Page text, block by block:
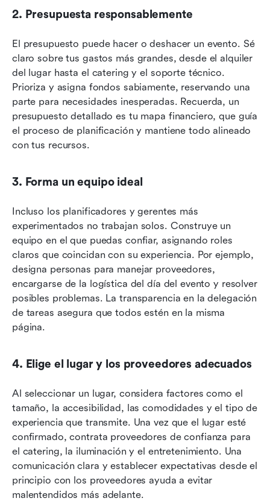
2. Presupuesta responsablemente
El presupuesto puede hacer o deshacer un evento. Sé
claro sobre tus gastos más grandes, desde el alquiler
del lugar hasta el catering y el soporte técnico.
Prioriza y asigna fondos sabiamente, reservando una
parte para necesidades inesperadas. Recuerda, un
presupuesto detallado es tu mapa financiero, que guía
el proceso de planificación y mantiene todo alineado
con tus recursos.
3. Forma un equipo ideal
Incluso los planificadores y gerentes más
experimentados no trabajan solos. Construye un
equipo en el que puedas confiar, asignando roles
claros que coincidan con su experiencia. Por ejemplo,
designa personas para manejar proveedores,
encargarse de la logística del día del evento y resolver
posibles problemas. La transparencia en la delegación
de tareas asegura que todos estén en la misma
página.
4. Elige el lugar y los proveedores adecuados
Al seleccionar un lugar, considera factores como el
tamaño, la accesibilidad, las comodidades y el tipo de
experiencia que transmite. Una vez que el lugar esté
confirmado, contrata proveedores de confianza para
el catering, la iluminación y el entretenimiento. Una
comunicación clara y establecer expectativas desde el
principio con los proveedores ayuda a evitar
malentendidos más adelante.